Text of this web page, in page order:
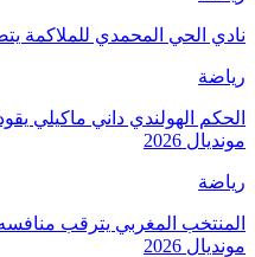
نادي الحي المحمدي
رياضة
الحكم الهولندي داني ماكيلي
مونديال 2026
رياضة
المنتخب المغربي يترقب
مونديال 2026